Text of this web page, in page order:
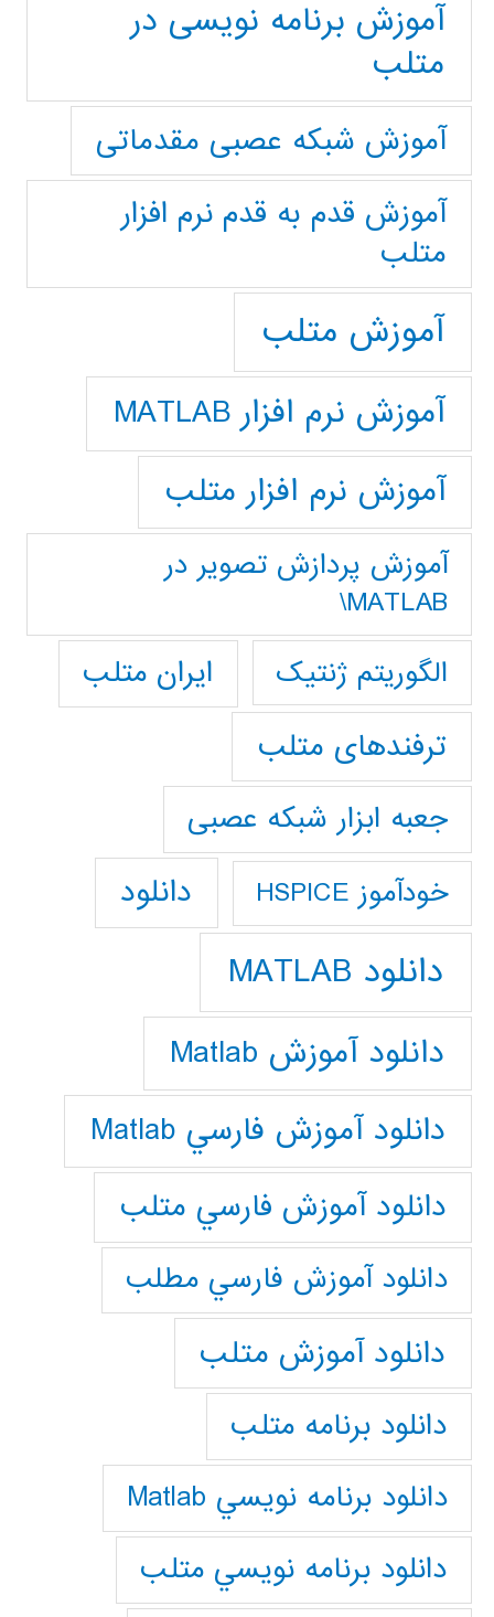
آموزش برنامه نویسی در
متلب
آموزش شبکه عصبی مقدماتی
آموزش قدم به قدم نرم افزار
متلب
آموزش متلب
آموزش نرم افزار MATLAB
آموزش نرم افزار متلب
آموزش پردازش تصوير در
MATLAB\
الگوریتم ژنتیک
ایران متلب
ترفندهای متلب
جعبه ابزار شبکه عصبی
خودآموز HSPICE دانلود
دانلود MATLAB
دانلود آموزش Matlab
دانلود آموزش فارسي Matlab
دانلود آموزش فارسي متلب
دانلود آموزش فارسي مطلب
دانلود آموزش متلب
دانلود برنامه متلب
دانلود برنامه نويسي Matlab
دانلود برنامه نويسي متلب